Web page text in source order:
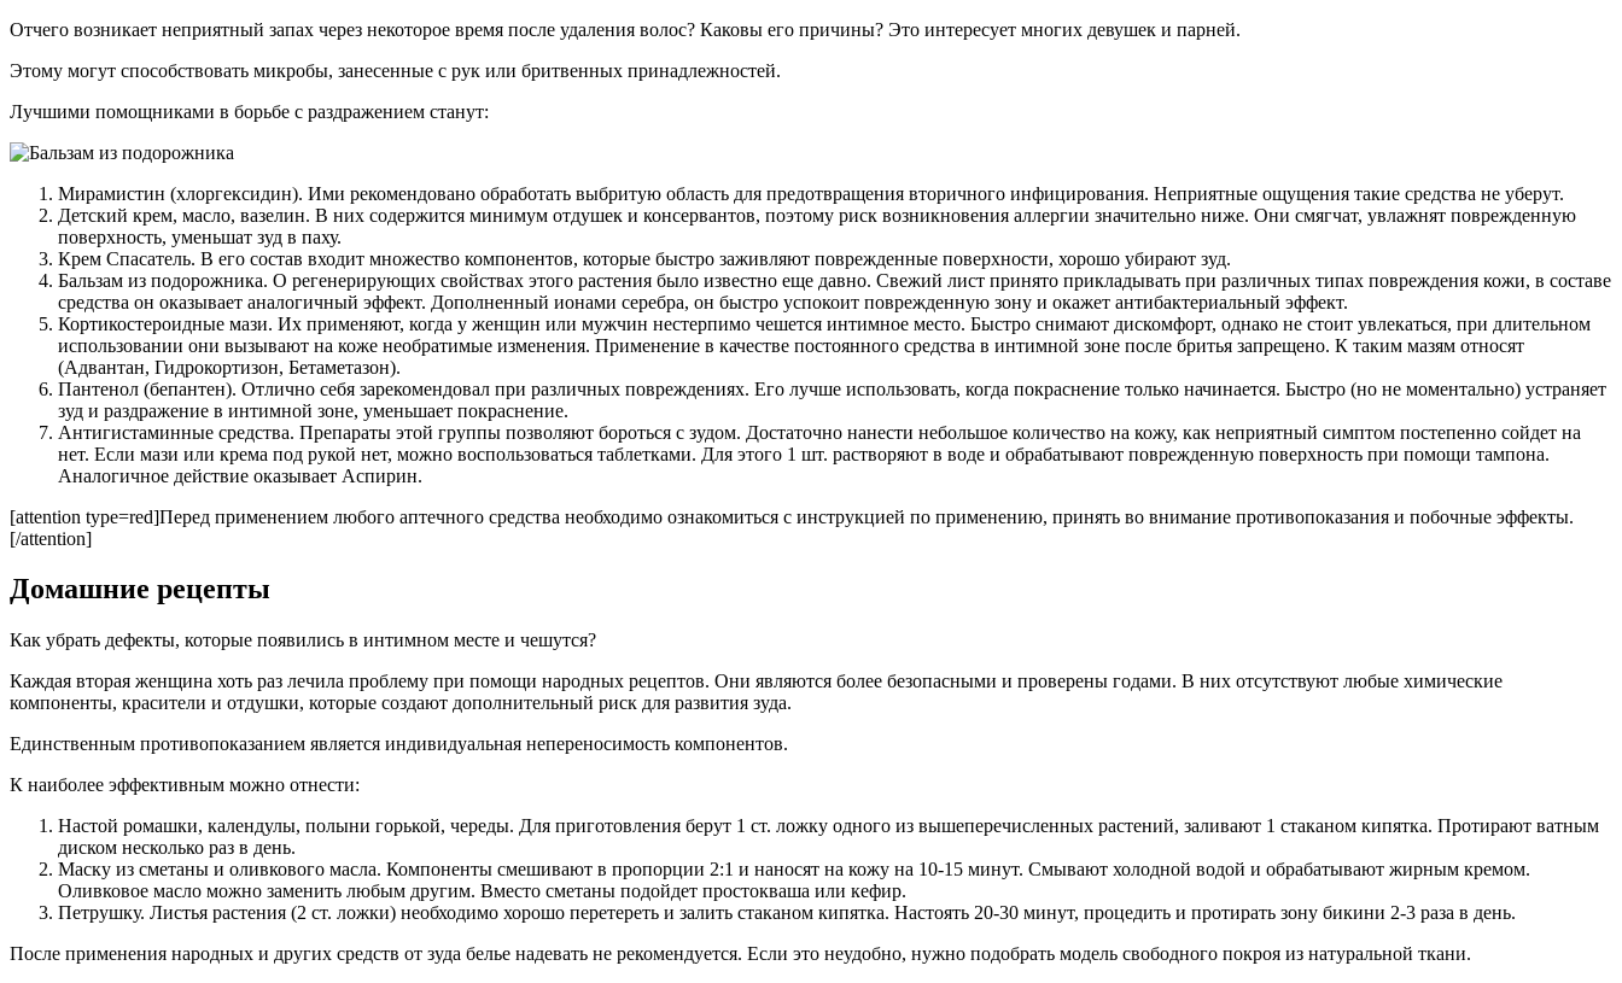
Отчего возникает неприятный запах через некоторое время после удаления волос? Каковы его причины? Это интересует многих девушек и парней.
Этому могут способствовать микробы, занесенные с рук или бритвенных принадлежностей.
Лучшими помощниками в борьбе с раздражением станут:
Мирамистин (хлоргексидин). Ими рекомендовано обработать выбритую область для предотвращения вторичного инфицирования. Неприятные ощущения такие средства не уберут.
Детский крем, масло, вазелин. В них содержится минимум отдушек и консервантов, поэтому риск возникновения аллергии значительно ниже. Они смягчат, увлажнят поврежденную
поверхность, уменьшат зуд в паху.
Крем Спасатель. В его состав входит множество компонентов, которые быстро заживляют поврежденные поверхности, хорошо убирают зуд.
Бальзам из подорожника. О регенерирующих свойствах этого растения было известно еще давно. Свежий лист принято прикладывать при различных типах повреждения кожи, в составе
средства он оказывает аналогичный эффект. Дополненный ионами серебра, он быстро успокоит поврежденную зону и окажет антибактериальный эффект.
Кортикостероидные мази. Их применяют, когда у женщин или мужчин нестерпимо чешется интимное место. Быстро снимают дискомфорт, однако не стоит увлекаться, при длительном
использовании они вызывают на коже необратимые изменения. Применение в качестве постоянного средства в интимной зоне после бритья запрещено. К таким мазям относят
(Адвантан, Гидрокортизон, Бетаметазон).
Пантенол (бепантен). Отлично себя зарекомендовал при различных повреждениях. Его лучше использовать, когда покраснение только начинается. Быстро (но не моментально) устраняет
зуд и раздражение в интимной зоне, уменьшает покраснение.
Антигистаминные средства. Препараты этой группы позволяют бороться с зудом. Достаточно нанести небольшое количество на кожу, как неприятный симптом постепенно сойдет на
нет. Если мази или крема под рукой нет, можно воспользоваться таблетками. Для этого 1 шт. растворяют в воде и обрабатывают поврежденную поверхность при помощи тампона.
Аналогичное действие оказывает Аспирин.
[attention type=red]Перед применением любого аптечного средства необходимо ознакомиться с инструкцией по применению, принять во внимание противопоказания и побочные эффекты.
[/attention]
Домашние рецепты
Как убрать дефекты, которые появились в интимном месте и чешутся?
Каждая вторая женщина хоть раз лечила проблему при помощи народных рецептов. Они являются более безопасными и проверены годами. В них отсутствуют любые химические
компоненты, красители и отдушки, которые создают дополнительный риск для развития зуда.
Единственным противопоказанием является индивидуальная непереносимость компонентов.
К наиболее эффективным можно отнести:
Настой ромашки, календулы, полыни горькой, череды. Для приготовления берут 1 ст. ложку одного из вышеперечисленных растений, заливают 1 стаканом кипятка. Протирают ватным
диском несколько раз в день.
Маску из сметаны и оливкового масла. Компоненты смешивают в пропорции 2:1 и наносят на кожу на 10-15 минут. Смывают холодной водой и обрабатывают жирным кремом.
Оливковое масло можно заменить любым другим. Вместо сметаны подойдет простокваша или кефир.
Петрушку. Листья растения (2 ст. ложки) необходимо хорошо перетереть и залить стаканом кипятка. Настоять 20-30 минут, процедить и протирать зону бикини 2-3 раза в день.
После применения народных и других средств от зуда белье надевать не рекомендуется. Если это неудобно, нужно подобрать модель свободного покроя из натуральной ткани.